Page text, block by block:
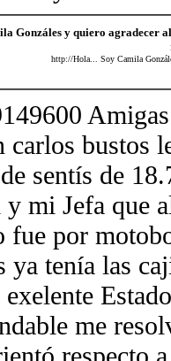
Gonzáles y quiero agradecer
http://Hola... Soy Camila
carlos bustos
sentís de
y mi Jefa que
fue por
ya tenía las
me
respecto